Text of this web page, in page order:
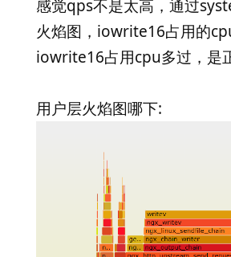
感觉qps不是太高，通过
火焰图，iowrite16占用的
iowrite16占用cpu多过，是
用户层火焰图哪下: